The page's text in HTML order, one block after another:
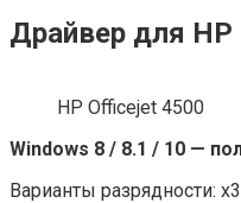
Драйвер для
HP Officejet 4500
Windows 8 / 8.1 / 10 —
Варианты разрядности: